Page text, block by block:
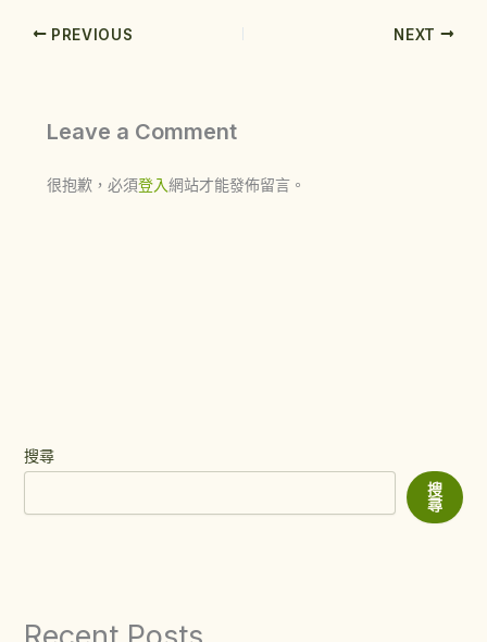
PREVIOUS NEXT
Leave a Comment
很抱歉，必須登入網站才能發佈留言。
搜尋
搜
尋